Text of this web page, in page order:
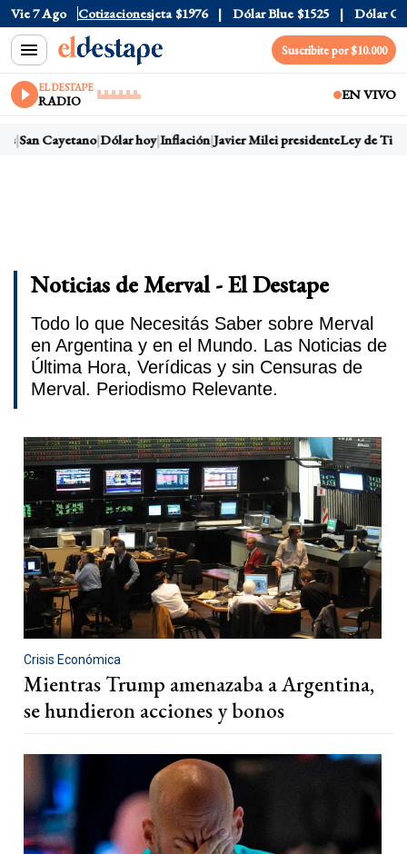
Vie 7 Ago Cotizaciones
$1520 Dólar Tarjeta $1976 Dólar Blue $1525 Dólar CCL
Suscribite por $10.000
EL DESTAPE
RADIO EN VIVO
San Cayetano Dólar hoy Inflación Javier Milei presidenteLey de Tierras
Noticias de Merval - El Destape
Todo lo que Necesitás Saber sobre Merval
en Argentina y en el Mundo. Las Noticias de
Última Hora, Verídicas y sin Censuras de
Merval. Periodismo Relevante.
Crisis Económica
Mientras Trump amenazaba a Argentina,
se hundieron acciones y bonos